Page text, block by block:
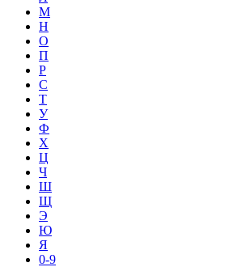
М
Н
О
П
Р
С
Т
У
Ф
Х
Ц
Ч
Ш
Щ
Э
Ю
Я
0-9